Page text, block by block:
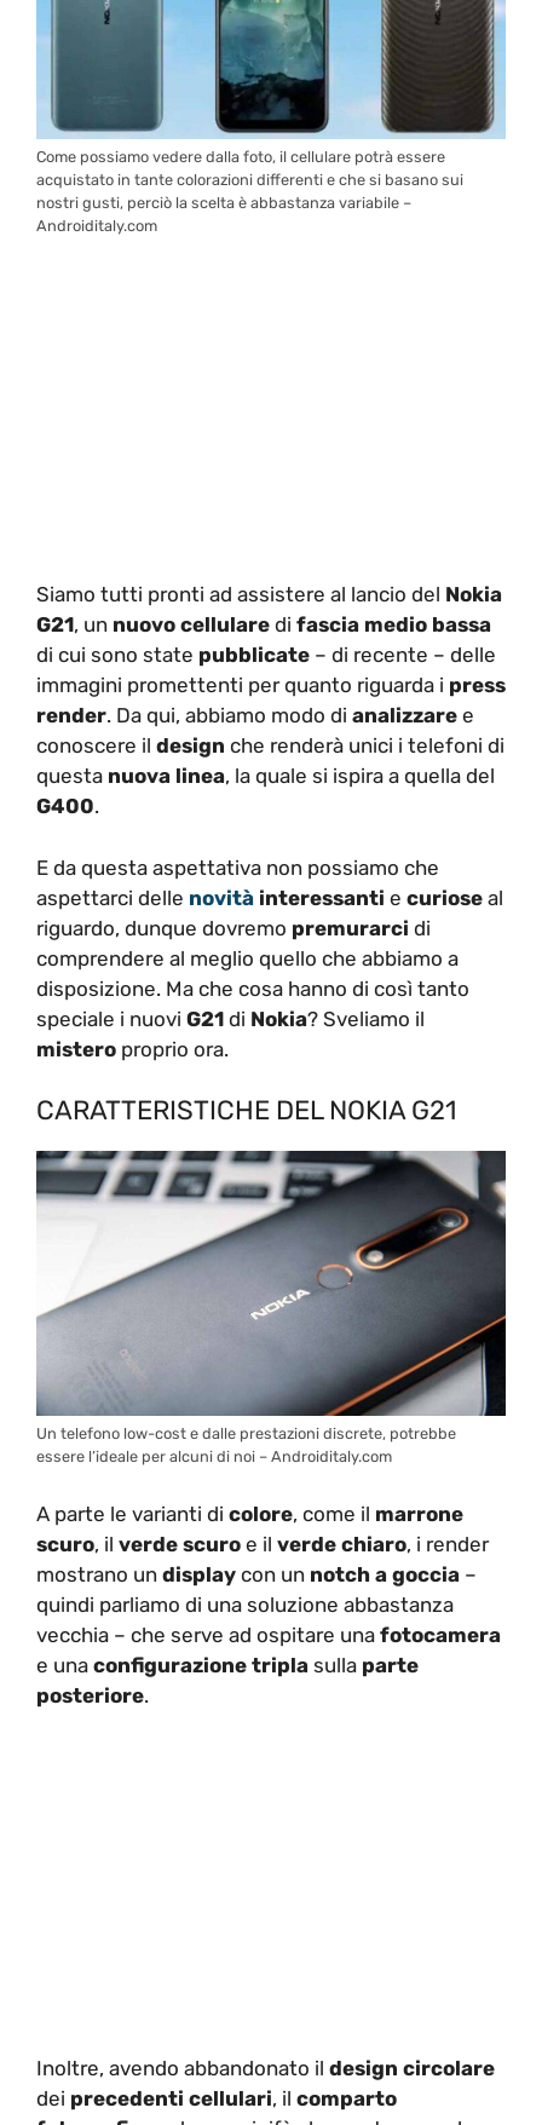
Come possiamo vedere dalla foto, il cellulare potrà essere
acquistato in tante colorazioni differenti e che si basano sui
nostri gusti, perciò la scelta è abbastanza variabile –
Androiditaly.com
Siamo tutti pronti ad assistere al lancio del Nokia
G21, un nuovo cellulare di fascia medio bassa
di cui sono state pubblicate – di recente – delle
immagini promettenti per quanto riguarda i press
render. Da qui, abbiamo modo di analizzare e
conoscere il design che renderà unici i telefoni di
questa nuova linea, la quale si ispira a quella del
G400.
E da questa aspettativa non possiamo che
aspettarci delle novità interessanti e curiose al
riguardo, dunque dovremo premurarci di
comprendere al meglio quello che abbiamo a
disposizione. Ma che cosa hanno di così tanto
speciale i nuovi G21 di Nokia? Sveliamo il
mistero proprio ora.
CARATTERISTICHE DEL NOKIA G21
Un telefono low-cost e dalle prestazioni discrete, potrebbe
essere l’ideale per alcuni di noi – Androiditaly.com
A parte le varianti di colore, come il marrone
scuro, il verde scuro e il verde chiaro, i render
mostrano un display con un notch a goccia –
quindi parliamo di una soluzione abbastanza
vecchia – che serve ad ospitare una fotocamera
e una configurazione tripla sulla parte
posteriore.
Inoltre, avendo abbandonato il design circolare
dei precedenti cellulari, il comparto